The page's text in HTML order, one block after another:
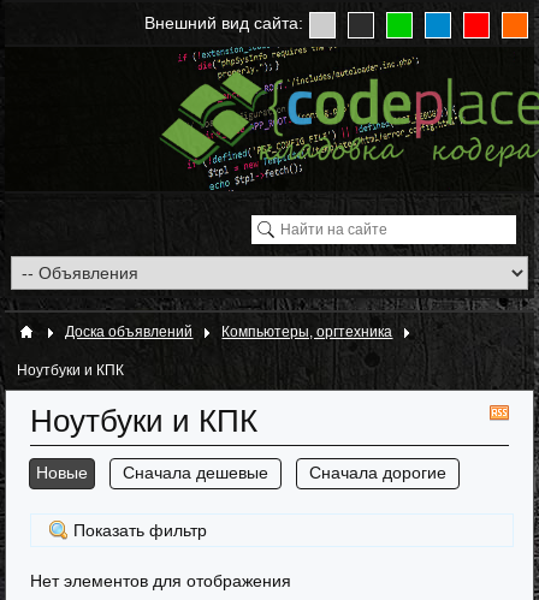
Внешний вид сайта:
Доска объявлений Компьютеры, оргтехника
Ноутбуки и КПК
Ноутбуки и КПК
Новые Сначала дешевые Сначала дорогие
Показать фильтр
Нет элементов для отображения